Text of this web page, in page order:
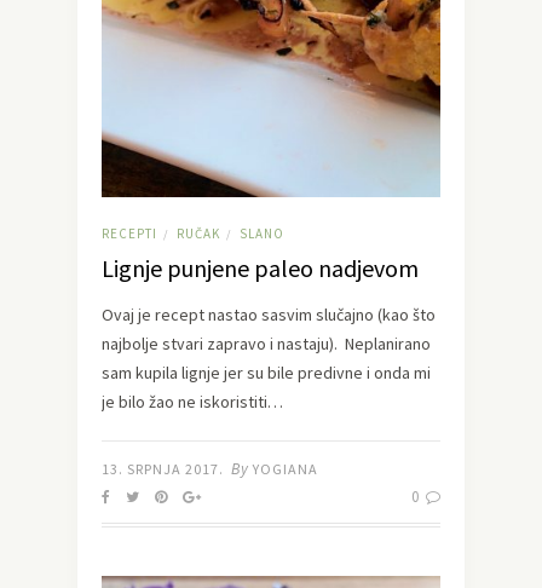
RECEPTI / RUČAK / SLANO
Lignje punjene paleo nadjevom
Ovaj je recept nastao sasvim slučajno (kao što
najbolje stvari zapravo i nastaju). Neplanirano
sam kupila lignje jer su bile predivne i onda mi
je bilo žao ne iskoristiti…
13. SRPNJA 2017. By YOGIANA
0